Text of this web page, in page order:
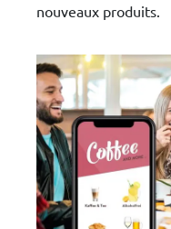
nouveaux produits.